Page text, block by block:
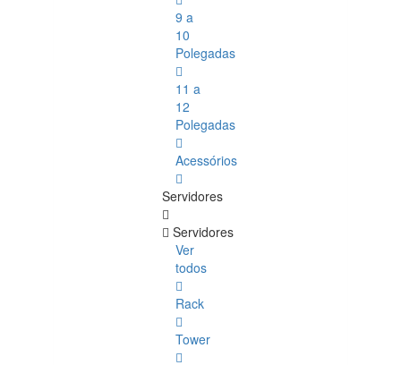
9 a
10
Polegadas
11 a
12
Polegadas
Acessórios
Servidores
Servidores
Ver
todos
Rack
Tower